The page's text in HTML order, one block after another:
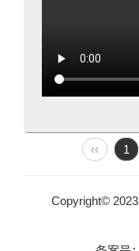
‹‹ 1
Copyright© 2023